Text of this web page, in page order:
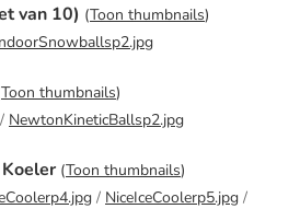
van 10) (Toon thumbnails)
Toon thumbnails)
/ NewtonKineticBallsp2.jpg
(Toon thumbnails)
/ NiceIceCoolerp5.jpg /